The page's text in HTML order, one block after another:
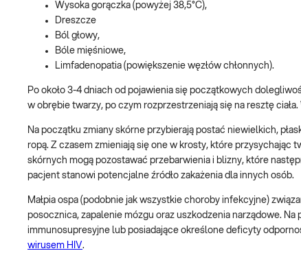
Wysoka gorączka (powyżej 38,5°C),
Dreszcze
Ból głowy,
Bóle mięśniowe,
Limfadenopatia (powiększenie węzłów chłonnych).
Po około 3-4 dniach od pojawienia się początkowych
w obrębie twarzy, po czym rozprzestrzeniają się na resztę
Na początku zmiany skórne przybierają postać niewielkich,
ropą. Z czasem zmieniają się one w krosty, które przysychając
skórnych mogą pozostawać przebarwienia i blizny, które
pacjent stanowi potencjalne źródło zakażenia dla innych osób.
Małpia ospa (podobnie jak wszystkie choroby infekcyjne)
posocznica, zapalenie mózgu oraz uszkodzenia narządowe.
immunosupresyjne lub posiadające określone deficyty
wirusem HIV.